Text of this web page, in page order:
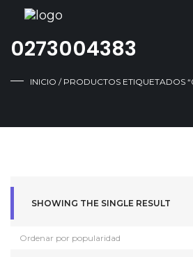
0273004383
INICIO / PRODUCTOS ETIQUETADOS
SHOWING THE SINGLE RESULT